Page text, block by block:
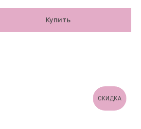
Купить
СКИДКА